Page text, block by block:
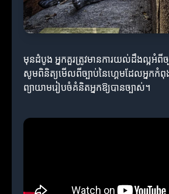
មុនដំបូង អ្នកគួរត្រូវមានការយល់ដឹងល្អអំពីច្
សូមពិនិត្យមើលពីច្បាប់នៃហ្គេមដែលអ្នក
ព្យាយាមរៀបចំគំនិតអ្នកឱ្យបានច្បាស់។